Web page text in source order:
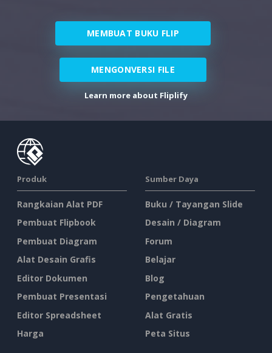
MEMBUAT BUKU FLIP
MENGONVERSI FILE
Learn more about Fliplify
Produk
Rangkaian Alat PDF
Pembuat Flipbook
Pembuat Diagram
Alat Desain Grafis
Editor Dokumen
Pembuat Presentasi
Editor Spreadsheet
Harga
Sumber Daya
Buku / Tayangan Slide
Desain / Diagram
Forum
Belajar
Blog
Pengetahuan
Alat Gratis
Peta Situs